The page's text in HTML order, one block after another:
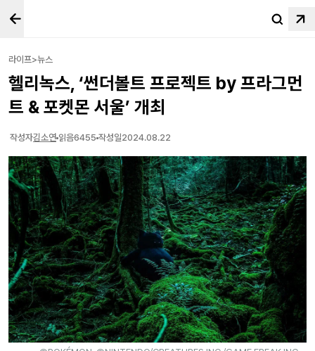
라이프>뉴스
헬리녹스, ‘썬더볼트 프로젝트 by 프라그먼
트 & 포켓몬 서울’ 개최
작성자김소연 읽음6455 작성일2024.08.22